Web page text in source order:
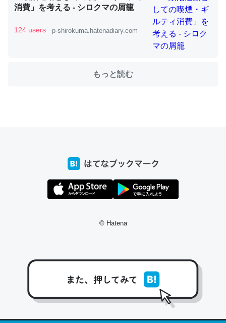
ウチもEchoを実家に置いて４年。でたまに覗いてる。ぼ
ちぼちRingも置こうかと画策中。あと、Googleマップで
位置情報を共有してる。電池残量や充電中かが分かるので
コミュニケーションが劇的に変化した｜tayorini by LIFULL介護
り時間を日数にすると1週間とかの人が多いそうだけど、
─たまにLINEするくらいだった遠方の父67歳と僕。ITツール導入で
コミュニケーションが劇的に変化した｜tayorini by LIFULL介護
私も3年前ぐらいに祖母の家に設置した。ポケットWifiみ
たいなのでネット環境作ったけどAlexaしか使わないので
回線代ほとんどかからないですよ。参考：
https://toyoshi.hatenablog.com/entry/2019/05/15/1805
消費」を考える - シロクマの屑籠
124 users p-shirokuma.hatenadiary.com
もっと読む
© Hatena